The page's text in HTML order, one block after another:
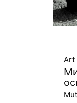
Art